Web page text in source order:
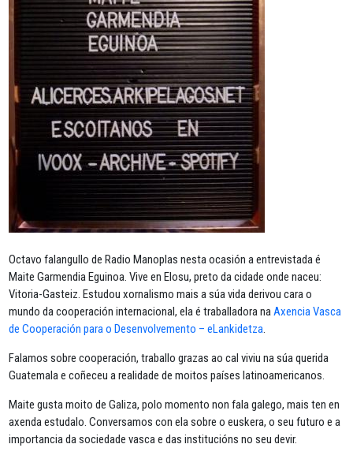
Octavo falangullo de Radio Manoplas nesta ocasión a entrevistada é
Maite Garmendia Eguinoa. Vive en Elosu, preto da cidade onde naceu:
Vitoria-Gasteiz. Estudou xornalismo mais a súa vida derivou cara o
mundo da cooperación internacional, ela é traballadora naAxencia Vasca
de Cooperación para o Desenvolvemento – eLankidetza.
Falamos sobre cooperación, traballo grazas ao cal viviu na súa querida
Guatemala e coñeceu a realidade de moitos países latinoamericanos.
Maite gusta moito de Galiza, polo momento non fala galego, mais ten en
axenda estudalo. Conversamos con ela sobre o euskera, o seu futuro e a
importancia da sociedade vasca e das institucións no seu devir.